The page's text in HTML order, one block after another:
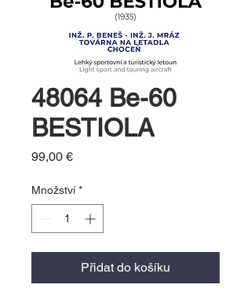
48064 Be-60
BESTIOLA
99,00 €Cena
Množství *
Přidat do košíku